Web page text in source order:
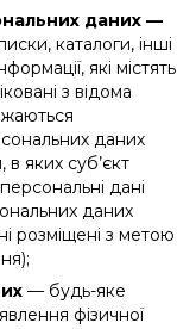
даних —
каталоги, інші
які містять
з відома
даних
в яких суб’єкт
дані
даних
розміщені з метою
— будь-яке
фізичної